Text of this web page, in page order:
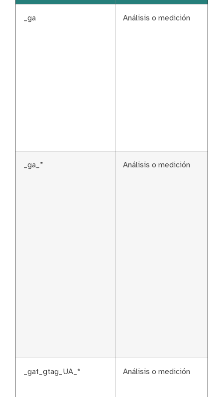
_ga Análisis o medición
_ga_* Análisis o medición
_gat_gtag_UA_* Análisis o medición